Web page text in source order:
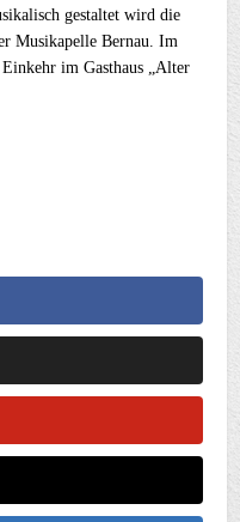
gestaltet wird die
Musikapelle Bernau. Im
im Gasthaus „Alter